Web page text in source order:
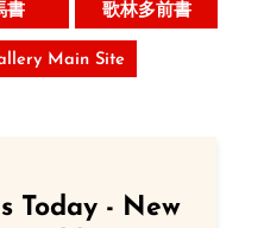
書 歌林多前書
Main Site
Today - New